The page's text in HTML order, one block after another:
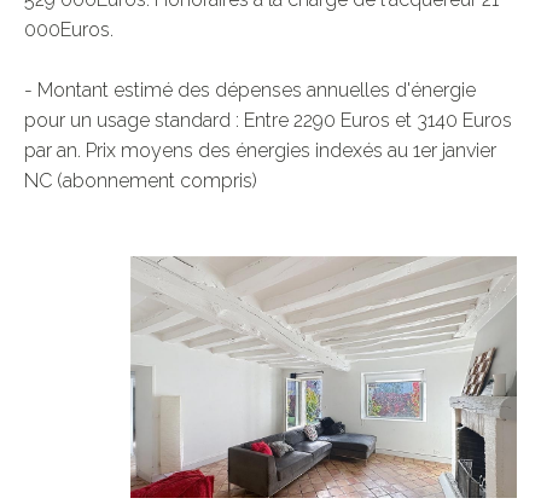
000Euros.
- Montant estimé des dépenses annuelles d'énergie
pour un usage standard : Entre 2290 Euros et 3140 Euros
par an. Prix moyens des énergies indexés au 1er janvier
NC (abonnement compris)